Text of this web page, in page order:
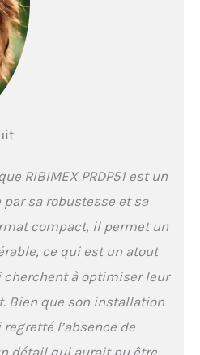
12,5 mm fourni d'un
raccord rapide et d'une
lance d'arrosage en
plastique. Arrêt du tuyau
par système d'accroche
sur le tambour. Tuyau de
de raccords rapides et
RIBIMEX PRDP51 est un
sa robustesse et sa
compact, il permet un
ce qui est un atout
cherchent à optimiser leur
Bien que son installation
l’absence de